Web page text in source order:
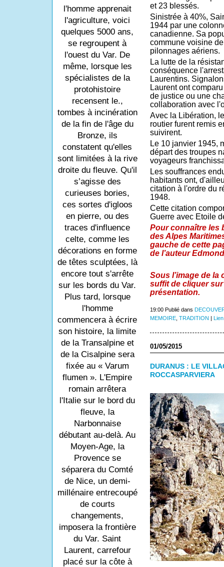
l'homme apprenait
l'agriculture, voici
quelques 5000 ans,
se regroupent à
l'ouest du Var. De
même, lorsque les
spécialistes de la
protohistoire
recensent le.,
tombes à incinération
de la fin de l'âge du
Bronze, ils
constatent qu'elles
sont limitées à la rive
droite du fleuve. Qu'il
s’agisse des
curieuses bories,
ces sortes d'igloos
en pierre, ou des
traces d'influence
celte, comme les
décorations en forme
de têtes sculptées, là
encore tout s'arrête
sur les bords du Var.
Plus tard, lorsque
l'homme
commencera à écrire
son histoire, la limite
de la Transalpine et
de la Cisalpine sera
fixée au « Varum
flumen ». L'Empire
romain arrêtera
l'Italie sur le bord du
fleuve, la
Narbonnaise
débutant au-delà. Au
Moyen-Age, la
Provence se
séparera du Comté
de Nice, un demi-
millénaire entrecoupé
de courts
changements,
imposera la frontière
du Var. Saint
Laurent, carrefour
placé sur la côte à
et 23 blessés.
Sinistrée à 40%,
1944 par une
canadienne. Sa
commune voisine
pilonnages aériens.
La lutte de la
conséquence
Laurentins.
Laurent ont
de justice ou une
collaboration avec
Avec la Libération,
routier furent remis
suivirent.
Le 10 janvier 1945,
départ des troupes
voyageurs
Les souffrances
habitants ont,
citation à l'ordre du
1948.
Cette citation
Guerre avec Etoile
Pour connaître les
des Alpes
gauche de cette
de l’auteur
Sous l’image de la
suffit de cliquer
présentation.
19:00 Publié dans
MEMOIRE, TRADITION |
01/05/2015
DURANUS : LE
ROCCASPARVIERA